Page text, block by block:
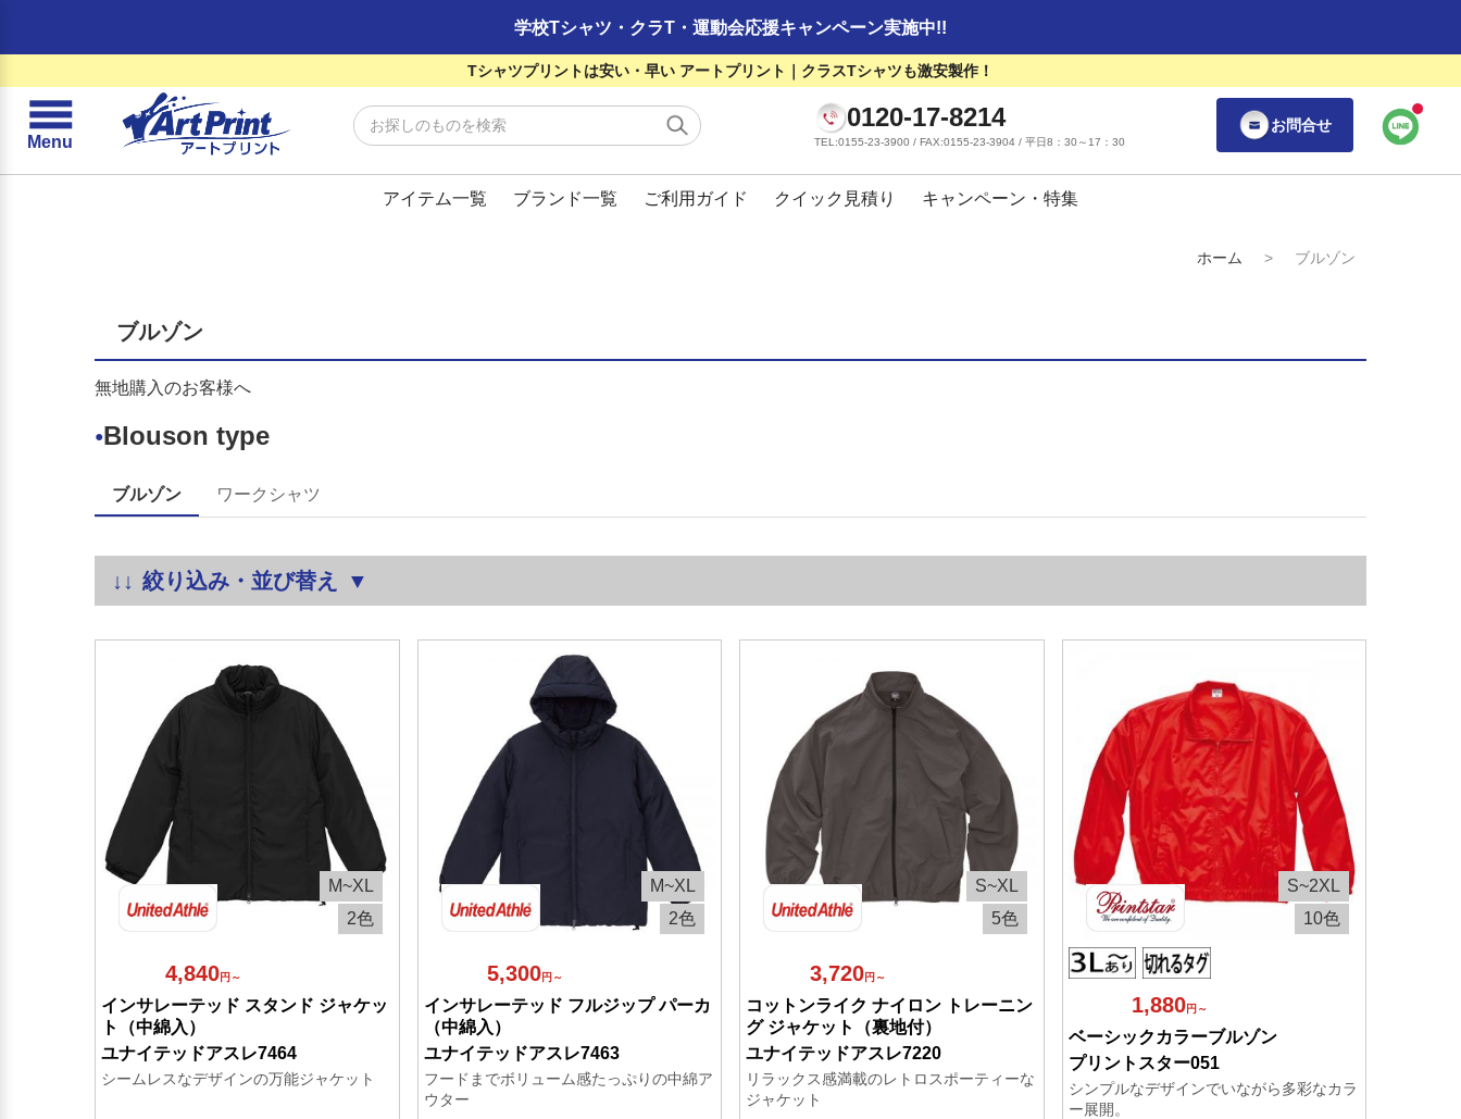
学校Tシャツ・クラT・運動会応援キャンペーン実施中!!
Tシャツプリントは安い・早い アートプリント｜クラスTシャツも激安製作！
☰
Menu
0120-17-8214
TEL:0155-23-3900 / FAX:0155-23-3904 / 平日8：30～17：30
お問合せ
アイテム一覧 ブランド一覧 ご利用ガイド クイック見積り キャンペーン・特集
ホーム > ブルゾン
ブルゾン
無地購入のお客様へ
●Blouson type
ブルゾン ワークシャツ
絞り込み・並び替え
2色
M~XL
4,840円～
インサレーテッド スタンド ジャケッ
ト（中綿入）
ユナイテッドアスレ7464
シームレスなデザインの万能ジャケット
2色
M~XL
5,300円～
インサレーテッド フルジップ パーカ
（中綿入）
ユナイテッドアスレ7463
フードまでボリューム感たっぷりの中綿ア
ウター
5色
S~XL
3,720円～
コットンライク ナイロン トレーニン
グ ジャケット（裏地付）
ユナイテッドアスレ7220
リラックス感満載のレトロスポーティーな
ジャケット
10色
S~2XL
1,880円～
ベーシックカラーブルゾン
プリントスター051
シンプルなデザインでいながら多彩なカラ
ー展開。